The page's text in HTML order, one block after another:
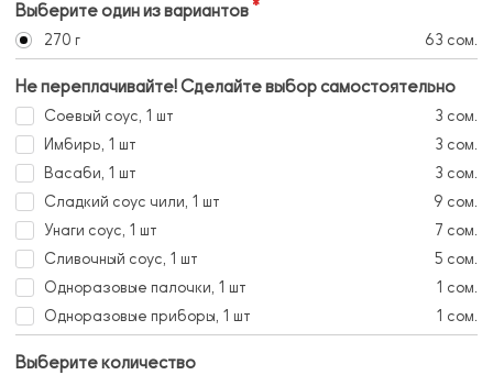
Выберите один из вариантов
270 г 63 сом.
Не переплачивайте! Сделайте выбор самостоятельно
Соевый соус, 1 шт
3 сом.
Имбирь, 1 шт
3 сом.
Васаби, 1 шт
3 сом.
Сладкий соус чили, 1 шт
9 сом.
Унаги соус, 1 шт
7 сом.
Сливочный соус, 1 шт
5 сом.
Одноразовые палочки, 1 шт
1 сом.
Одноразовые приборы, 1 шт
1 сом.
Выберите количество